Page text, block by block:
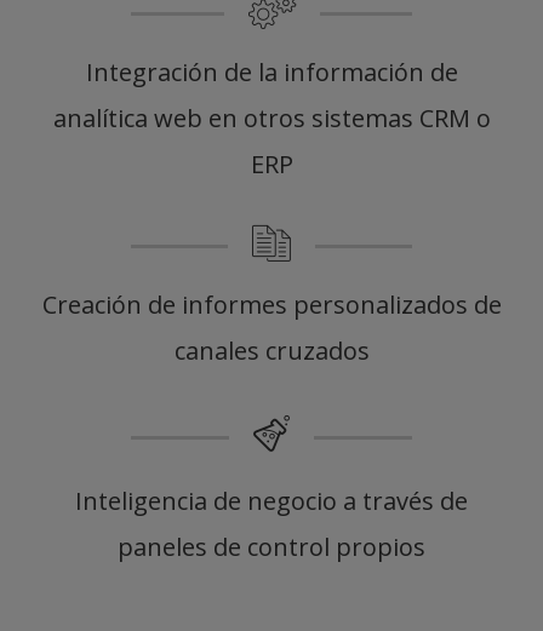
Integración de la información de
analítica web en otros sistemas CRM o
ERP
Creación de informes personalizados de
canales cruzados
Inteligencia de negocio a través de
paneles de control propios